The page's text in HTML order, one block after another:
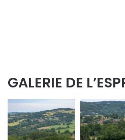
GALERIE DE